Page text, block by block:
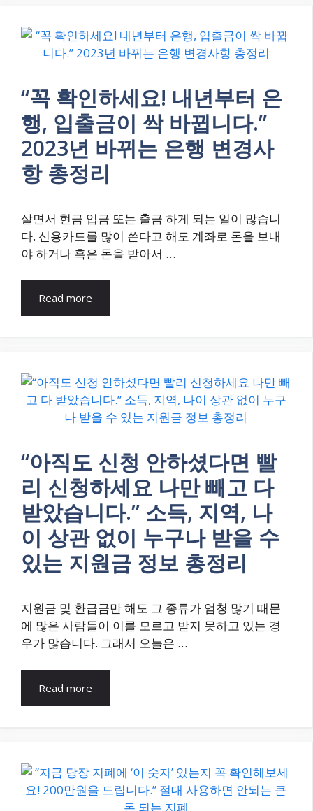
“꼭 확인하세요! 내년부터 은
행, 입출금이 싹 바뀝니다.”
2023년 바뀌는 은행 변경사
항 총정리
살면서 현금 입금 또는 출금 하게 되는 일이 많습니
다. 신용카드를 많이 쓴다고 해도 계좌로 돈을 보내
야 하거나 혹은 돈을 받아서 …
Read more
“아직도 신청 안하셨다면 빨
리 신청하세요 나만 빼고 다
받았습니다.” 소득, 지역, 나
이 상관 없이 누구나 받을 수
있는 지원금 정보 총정리
지원금 및 환급금만 해도 그 종류가 엄청 많기 때문
에 많은 사람들이 이를 모르고 받지 못하고 있는 경
우가 많습니다. 그래서 오늘은 …
Read more